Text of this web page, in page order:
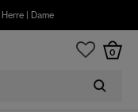
Herre| Dame
0